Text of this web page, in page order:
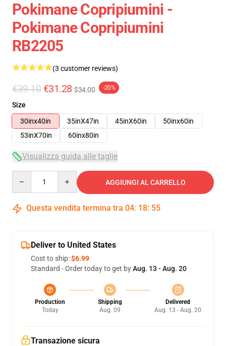
Pokimane Copripiumini -
Pokimane Copripiumini
RB2205
(3 customer reviews)
€39.10 €31.28 $34.00 -20%
Size
30inx40in
35inX47in 45inX60in
50inx60in
53inX70in
60inx80in
Visualizza guida alle taglie
AGGIUNGI AL CARRELLO
Questa vendita termina tra 04: 18: 54
Deliver to United States
Cost to ship:$6.99
Standard - Order today to get byAug. 13 - Aug. 20
Production
Today
Shipping
Aug. 09
Delivered
Aug. 13 - Aug. 20
Transazione sicura